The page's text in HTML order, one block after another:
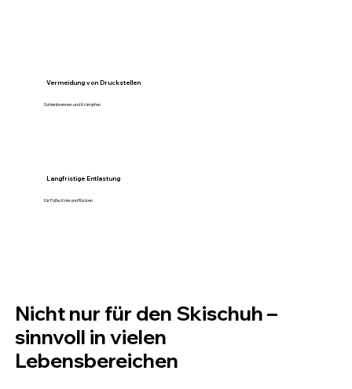
Vermeidung von Druckstellen
Sohlenbrennen und Krämpfen
Langfristige Entlastung
für Füße, Knie und Rücken
Nicht nur für den Skischuh –
sinnvoll in vielen
Lebensbereichen